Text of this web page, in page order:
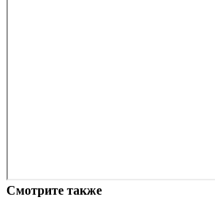
Смотрите также